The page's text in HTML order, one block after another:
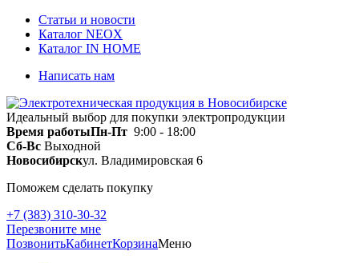
Статьи и новости
Каталог NEOX
Каталог IN HOME
Написать нам
Идеальный выбор для покупки электропродукции
Время работыПн-Пт 9:00 - 18:00
Сб-Вс Выходной
Новосибирскул. Владимировская 6
Поможем сделать покупку
+7 (383) 310-30-32
Перезвоните мне
ПозвонитьКабинетКорзинаМеню